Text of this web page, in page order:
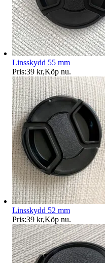
Linsskydd 55 mm
Pris:39 kr,Köp nu.
Linsskydd 52 mm
Pris:39 kr,Köp nu.